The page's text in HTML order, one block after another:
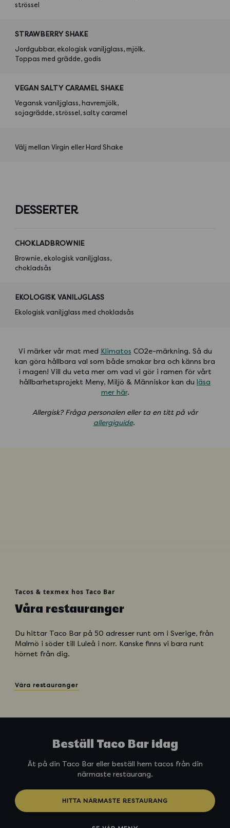
strössel
STRAWBERRY SHAKE
Jordgubbar, ekologisk vaniljglass, mjölk.
Toppas med grädde, godis
VEGAN SALTY CARAMEL SHAKE
Vegansk vaniljglass, havremjölk,
sojagrädde, strössel, salty caramel
Välj mellan Virgin eller Hard Shake
DESSERTER
CHOKLADBROWNIE
Brownie, ekologisk vaniljglass,
chokladsås
EKOLOGISK VANILJGLASS
Ekologisk vaniljglass med chokladsås
Vi märker vår mat med Klimatos CO2e-märkning. Så du
kan göra hållbara val som både smakar bra och känns bra
i magen! Vill du veta mer om vad vi gör i ramen för vårt
hållbarhetsprojekt Meny, Miljö & Människor kan du läsa
mer här.
Allergisk? Fråga personalen eller ta en titt på vår
allergiguide.
Tacos & texmex hos Taco Bar
Våra restauranger
Du hittar Taco Bar på 50 adresser runt om i Sverige, från
Malmö i söder till Luleå i norr. Kanske finns vi bara runt
hörnet från dig.
Våra restauranger
Beställ Taco Bar idag
Ät på din Taco Bar eller beställ hem tacos från din
närmaste restaurang.
HITTA NÄRMASTE RESTAURANG